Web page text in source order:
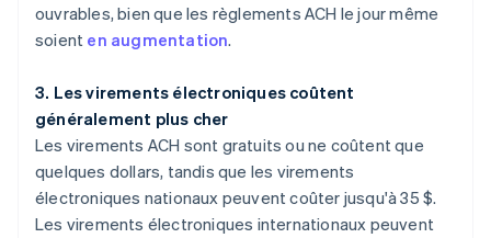
ouvrables, bien que les règlements ACH le jour même
soient en augmentation.
3. Les virements électroniques coûtent
généralement plus cher
Les virements ACH sont gratuits ou ne coûtent que
quelques dollars, tandis que les virements
électroniques nationaux peuvent coûter jusqu'à 35 $.
Les virements électroniques internationaux peuvent